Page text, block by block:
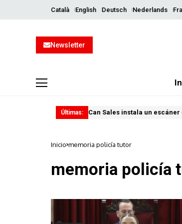
Català English Deutsch Nederlands
Newsletter
Últimas: Can Sales instala un
Inicio memoria policía tutor
memoria policía